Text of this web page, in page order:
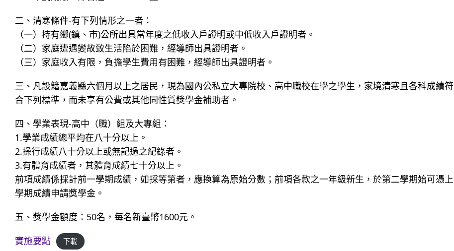
二、清寒條件-有下列情形之一者：
（一）持有鄉(鎮、市)公所出具當年度之低收入戶證明或中低收入戶證明者。
（二）家庭遭遇變故致生活陷於困難，經導師出具證明者。
（三）家庭收入有限，負擔學生費用有困難，經導師出具證明者。
三、凡設籍嘉義縣六個月以上之居民，現為國內公私立大專院校、高中職校在學之學生，家境清寒且各科成績符
合下列標準，而未享有公費或其他同性質獎學金補助者。
四、學業表現-高中（職）組及大專組：
1.學業成績總平均在八十分以上。
2.操行成績八十分以上或無記過之紀錄者。
3.有體育成績者，其體育成績七十分以上。
前項成績係採計前一學期成績，如採等第者，應換算為原始分數；前項各款之一年級新生，於第二學期始可憑上
學期成績申請獎學金。
五、獎學金額度：50名，每名新臺幣1600元。
實施要點
下載